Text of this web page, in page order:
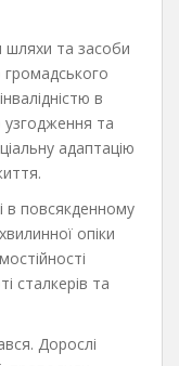
шляхи та засоби
громадського
в
узгодження та
адаптацію
в повсякденному
опіки
сталкерів та
Дорослі